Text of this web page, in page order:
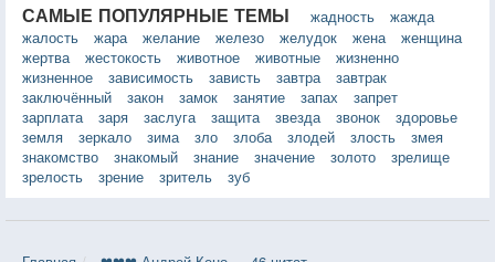
САМЫЕ ПОПУЛЯРНЫЕ ТЕМЫ жадность
жажда
жалость
жара желание железо желудок жена
женщина
жертва
жестокость животное животные
жизненно
жизненное
зависимость зависть завтра
завтрак
заключённый
закон замок занятие запах
запрет
зарплата
заря заслуга защита звезда звонок
здоровье
земля
зеркало зима зло злоба злодей злость
змея
знакомство
знакомый знание значение золото
зрелище
зрелость
зрение зритель зуб